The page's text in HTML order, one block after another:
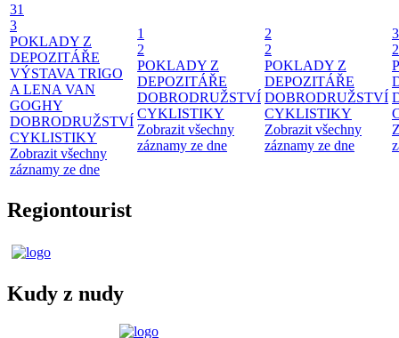
31
3
POKLADY Z
DEPOZITÁŘE
VÝSTAVA TRIGO
A LENA VAN
GOGHY
DOBRODRUŽSTVÍ
CYKLISTIKY
Zobrazit všechny
záznamy ze dne
1
2
POKLADY Z
DEPOZITÁŘE
DOBRODRUŽSTVÍ
CYKLISTIKY
Zobrazit všechny
záznamy ze dne
2
2
POKLADY Z
DEPOZITÁŘE
DOBRODRUŽSTVÍ
CYKLISTIKY
Zobrazit všechny
záznamy ze dne
3
2
Regiontourist
Kudy z nudy